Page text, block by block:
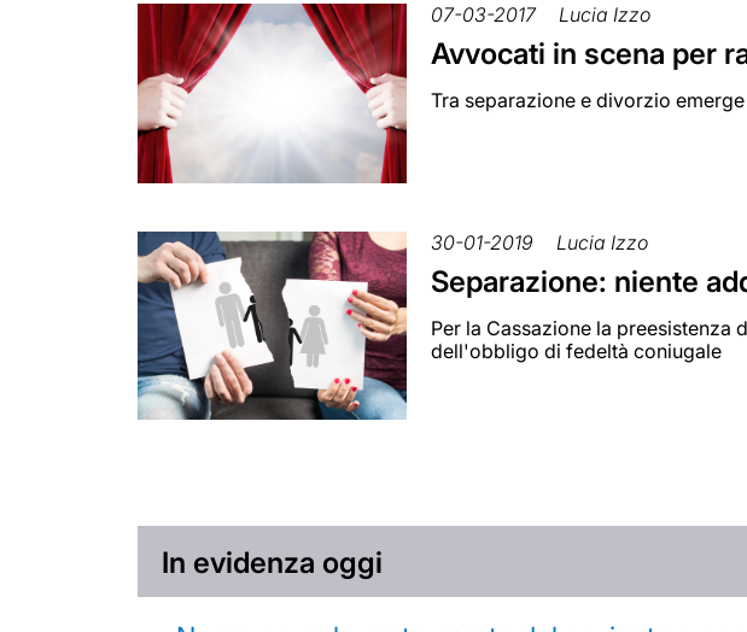
07-03-2017 Lucia Izzo
Avvocati in scena per
Tra separazione e divorzio
30-01-2019 Lucia Izzo
Separazione: niente
Per la Cassazione la
dell'obbligo di fedeltà coniugale
In evidenza oggi